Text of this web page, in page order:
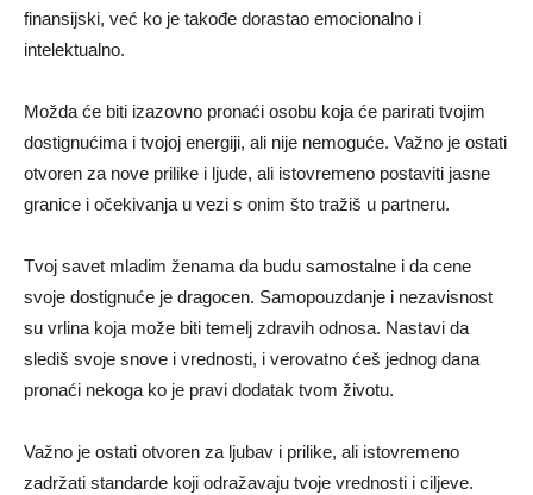
finansijski, već ko je takođe dorastao emocionalno i
intelektualno.
Možda će biti izazovno pronaći osobu koja će parirati tvojim
dostignućima i tvojoj energiji, ali nije nemoguće. Važno je ostati
otvoren za nove prilike i ljude, ali istovremeno postaviti jasne
granice i očekivanja u vezi s onim što tražiš u partneru.
Tvoj savet mladim ženama da budu samostalne i da cene
svoje dostignuće je dragocen. Samopouzdanje i nezavisnost
su vrlina koja može biti temelj zdravih odnosa. Nastavi da
slediš svoje snove i vrednosti, i verovatno ćeš jednog dana
pronaći nekoga ko je pravi dodatak tvom životu.
Važno je ostati otvoren za ljubav i prilike, ali istovremeno
zadržati standarde koji odražavaju tvoje vrednosti i ciljeve.